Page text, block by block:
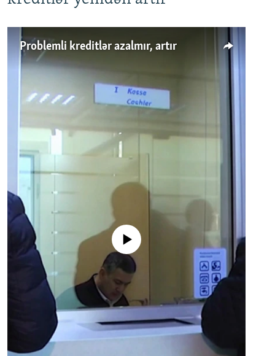
Problemli kreditlər azalmır, artır
No media source currently available